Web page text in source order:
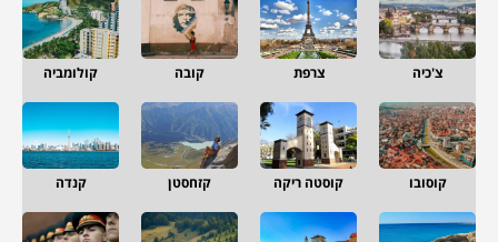
צ'כיה צרפת קובה קולומביה
קוסובו קוסטה ריקה קזחסטן קנדה